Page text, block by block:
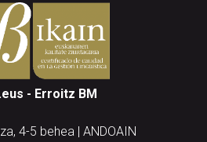
- Erroitz BM
4-5 behea | ANDOAIN